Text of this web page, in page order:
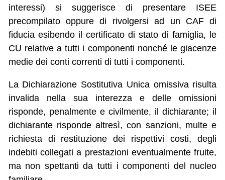
interessi) si suggerisce di presentare ISEE
precompilato oppure di rivolgersi ad un CAF di
fiducia esibendo il certificato di stato di famiglia, le
CU relative a tutti i componenti nonché le giacenze
medie dei conti correnti di tutti i componenti.
La Dichiarazione Sostitutiva Unica omissiva risulta
invalida nella sua interezza e delle omissioni
risponde, penalmente e civilmente, il dichiarante; il
dichiarante risponde altresì, con sanzioni, multe e
richiesta di restituzione dei rispettivi costi, degli
indebiti collegati a prestazioni eventualmente fruite,
ma non spettanti da tutti i componenti del nucleo